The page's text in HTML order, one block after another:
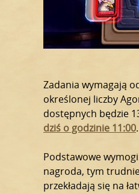
Zadania wymagają
określonej liczby
dostępnych będzie
dziś o godzinie 11:00.
Podstawowe
nagroda, tym
przekładają się na